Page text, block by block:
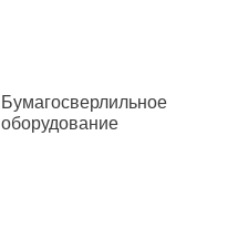
Бумагосверлильное
оборудование